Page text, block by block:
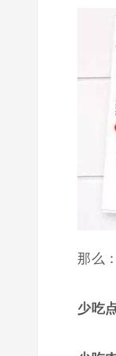
那么：
少吃